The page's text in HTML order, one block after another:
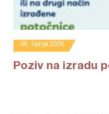
30. lipnja 2026.
Poziv na izradu